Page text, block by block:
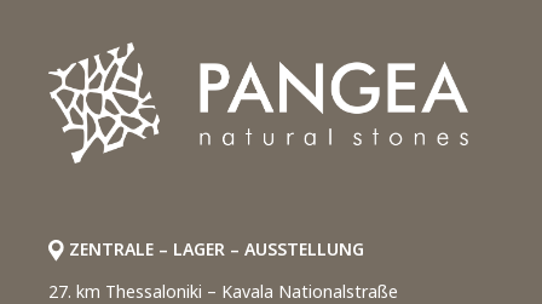
ZENTRALE – LAGER – AUSSTELLUNG
27. km Thessaloniki – Kavala Nationalstraße